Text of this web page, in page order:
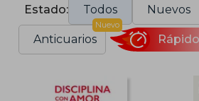
Estado: Todos Nuevos
Anticuarios
Nuevo
Rápido